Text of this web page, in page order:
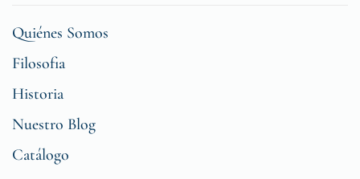
Quiénes Somos
Filosofia
Historia
Nuestro Blog
Catálogo